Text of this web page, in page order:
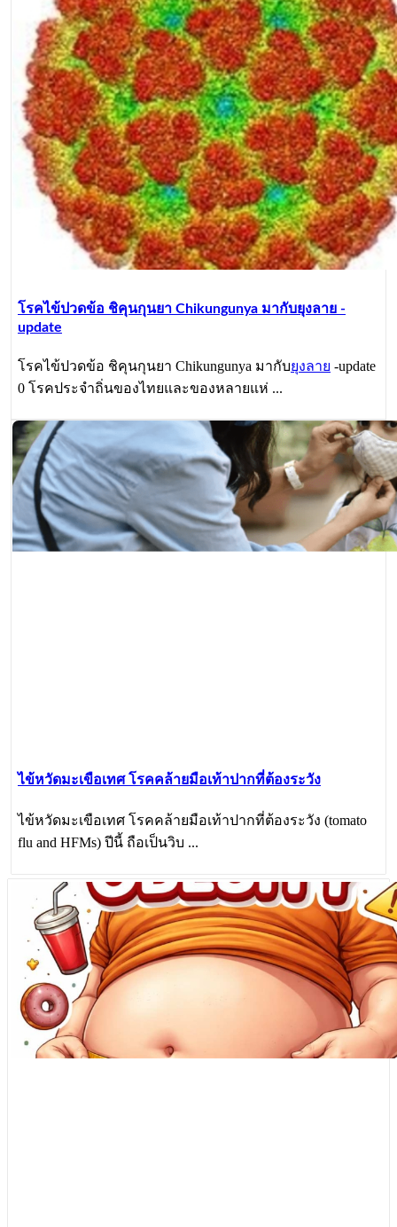
โรคไข้ปวดข้อ ชิคุนกุนยา Chikungunya มากับยุงลาย -
update
โรคไข้ปวดข้อ ชิคุนกุนยา Chikungunya มากับยุงลาย -update
0 โรคประจำถิ่นของไทยและของหลายแห่ ...
ไข้หวัดมะเขือเทศ โรคคล้ายมือเท้าปากที่ต้องระวัง
ไข้หวัดมะเขือเทศ โรคคล้ายมือเท้าปากที่ต้องระวัง (tomato
flu and HFMs) ปีนี้ ถือเป็นวิบ ...